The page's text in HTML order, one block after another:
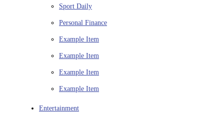
Sport Daily
Personal Finance
Example Item
Example Item
Example Item
Example Item
Entertainment